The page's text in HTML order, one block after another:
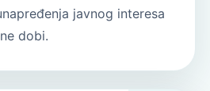
javnog interesa
dobi.